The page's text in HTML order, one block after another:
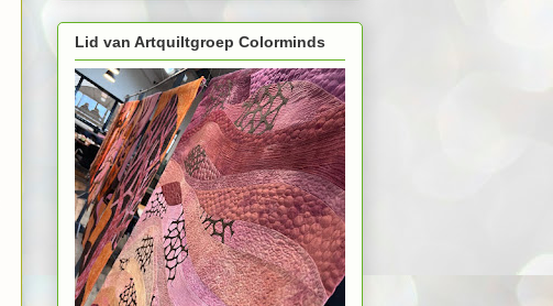
Lid van Artquiltgroep Colorminds